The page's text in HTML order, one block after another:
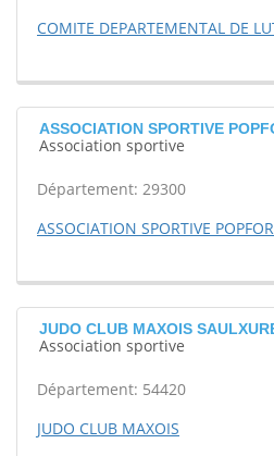
COMITE DEPARTEMENTAL DE
ASSOCIATION SPORTIVE
Association sportive
Département: 29300
ASSOCIATION SPORTIVE
JUDO CLUB MAXOIS
Association sportive
Département: 54420
JUDO CLUB MAXOIS